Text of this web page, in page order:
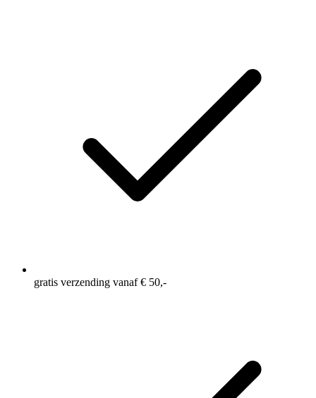
gratis verzending vanaf € 50,-